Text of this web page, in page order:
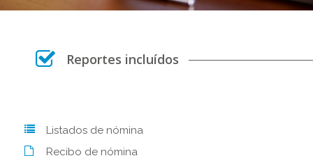
Reportes incluídos
Listados de nómina
Recibo de nómina